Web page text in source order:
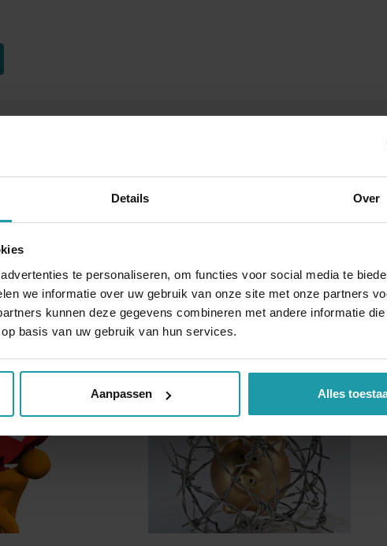
Details Over
te personaliseren, om functies voor social media te
we informatie over uw gebruik van onze site met onze partners
kunnen deze gegevens combineren met andere informatie
basis van uw gebruik van hun services.
Aanpassen Alles
hieronder in voor onze maandelijkse mailing.
E-mail adres*
Andere interessante artikelen